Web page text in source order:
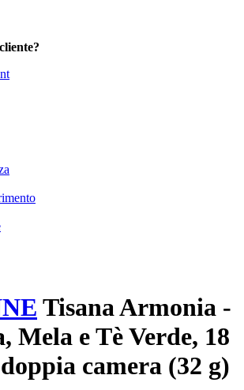
Tisana Armonia -
Mela e Tè Verde, 18
camera (32 g)